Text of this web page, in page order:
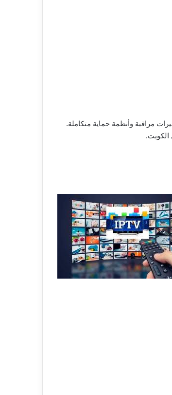
مراقبة وأنظمة حماية متكاملة.